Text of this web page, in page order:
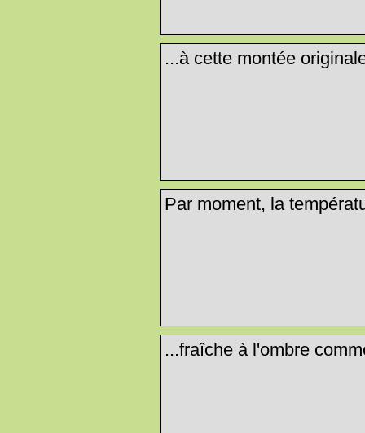
...à cette montée
Par moment, la
...fraîche à l'ombre